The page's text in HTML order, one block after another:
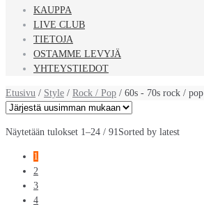
KAUPPA
LIVE CLUB
TIETOJA
OSTAMME LEVYJÄ
YHTEYSTIEDOT
Etusivu / Style / Rock / Pop / 60s - 70s rock / pop
Näytetään tulokset 1–24 / 91Sorted by latest
1
2
3
4